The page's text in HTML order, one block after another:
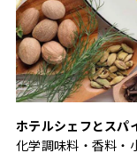
ホテルシェフとスパ
化学調味料・香料・